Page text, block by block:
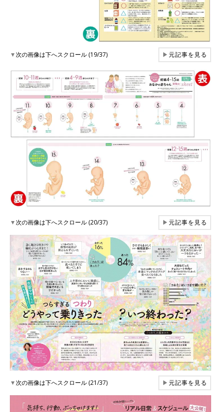
▼次の画像は下へスクロール (19/37) ▶元記事を見る
▼次の画像は下へスクロール (20/37) ▶元記事を見る
▼次の画像は下へスクロール (21/37) ▶元記事を見る